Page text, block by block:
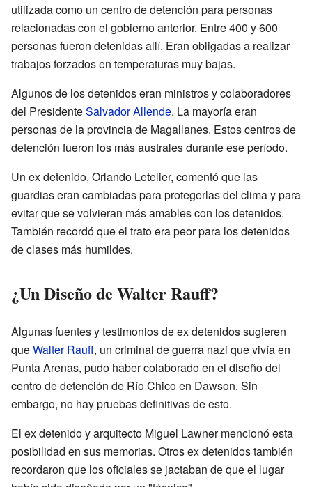
utilizada como un centro de detención para personas
relacionadas con el gobierno anterior. Entre 400 y 600
personas fueron detenidas allí. Eran obligadas a realizar
trabajos forzados en temperaturas muy bajas.
Algunos de los detenidos eran ministros y colaboradores
del PresidenteSalvador Allende. La mayoría eran
personas de la provincia de Magallanes. Estos centros de
detención fueron los más australes durante ese período.
Un ex detenido, Orlando Letelier, comentó que las
guardias eran cambiadas para protegerlas del clima y para
evitar que se volvieran más amables con los detenidos.
También recordó que el trato era peor para los detenidos
de clases más humildes.
¿Un Diseño de Walter Rauff?
Algunas fuentes y testimonios de ex detenidos sugieren
queWalter Rauff, un criminal de guerra nazi que vivía en
Punta Arenas, pudo haber colaborado en el diseño del
centro de detención de Río Chico en Dawson. Sin
embargo, no hay pruebas definitivas de esto.
El ex detenido y arquitecto Miguel Lawner mencionó esta
posibilidad en sus memorias. Otros ex detenidos también
recordaron que los oficiales se jactaban de que el lugar